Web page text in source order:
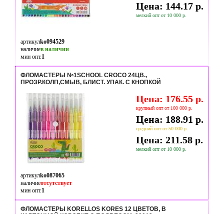
Цена: 144.17 р.
мелкий опт от 10 000 р.
артикулko094529
наличиев наличии
мин опт.1
ФЛОМАСТЕРЫ №1SCHOOL CROCO 24ЦВ.,
ПРОЗР.КОЛП,СМЫВ, БЛИСТ. УПАК. C КНОПКОЙ
Цена: 176.55 р.
крупный опт от 100 000 р.
Цена: 188.91 р.
средний опт от 50 000 р.
Цена: 211.58 р.
мелкий опт от 10 000 р.
артикулko087065
наличиеотсутствует
мин опт.1
ФЛОМАСТЕРЫ KORELLOS KORES 12 ЦВЕТОВ, В